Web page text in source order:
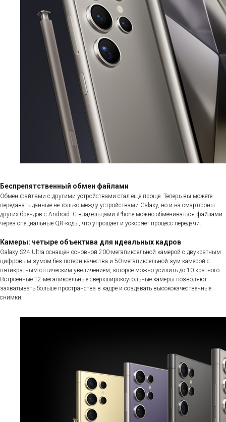
Беспрепятственный обмен файлами
Обмен файлами с другими устройствами стал ещё проще. Теперь вы можете
передавать данные не только между устройствами Galaxy, но и на смартфоны
других брендов с Android. С владельцами iPhone можно обмениваться файлами
через специальные QR-коды, что упрощает и ускоряет процесс передачи.
Камеры: четыре объектива для идеальных кадров
Galaxy S24 Ultra оснащён основной 200-мегапиксельной камерой с двукратным
цифровым зумом без потери качества и 50-мегапиксельной зум-камерой с
пятикратным оптическим увеличением, которое можно усилить до 10-кратного.
Встроенные 12-мегапиксельные сверхширокоугольные камеры позволяют
захватывать больше пространства в кадре и создавать высококачественные
снимки.